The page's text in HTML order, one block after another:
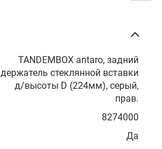
TANDEMBOX antaro, задний
держатель стеклянной вставки
д/высоты D (224мм), серый,
прав.
8274000
Да